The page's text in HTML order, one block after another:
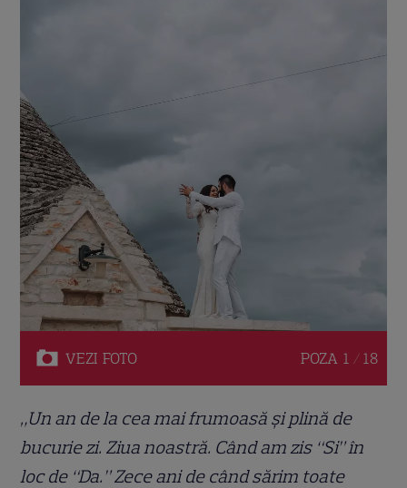
VEZI FOTO POZA 1 / 18
„Un an de la cea mai frumoasă și plină de
bucurie zi. Ziua noastră. Când am zis “Si” în
loc de “Da.” Zece ani de când sărim toate